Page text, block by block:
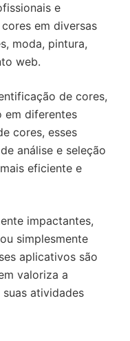
e
em diversas
moda, pintura,
web.
de cores,
em diferentes
cores, esses
análise e seleção
eficiente e
impactantes,
simplesmente
aplicativos são
valoriza a
atividades